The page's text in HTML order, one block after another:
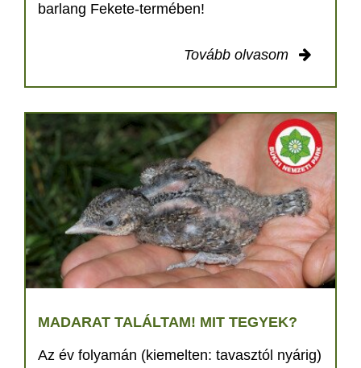
barlang Fekete-termében!
Tovább olvasom
MADARAT TALÁLTAM! MIT TEGYEK?
Az év folyamán (kiemelten: tavasztól nyárig)